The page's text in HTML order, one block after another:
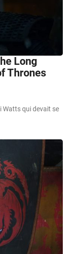
Long
Thrones
Watts qui devait se